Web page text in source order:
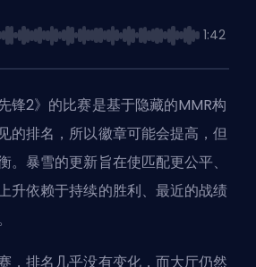
1:42
锋2》的比赛是基于隐藏的MMR构
的排名，所以徽章可能会提高，但
。暴雪的更新旨在使匹配更公平、
升依赖于持续的胜利、最近的战绩
，排名几乎没有变化，而大厅仍然